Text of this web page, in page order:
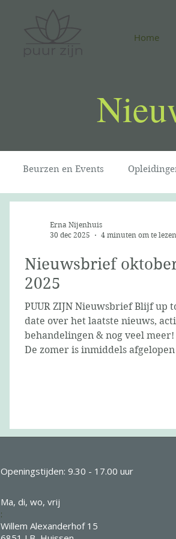
Home
Beurzen en Events
Erna Nijenhuis
30 dec 2025
4 minuten om te lezen
Nieuwsbrief
2025
PUUR ZIJN Nieuwsbrief Blijf up to
date over het laatste nieuws,
behandelingen & nog veel meer!
De zomer is inmiddels
zomer gehad, ieder natuurlijk op
nieuwsbrief lees je over het 10
bestaan van PUUR ZIJN, wat er
Openingstijden: 9.30 - 17.00 uur
Ma, di, wo, vrij
:
Willem Alexanderhof 15